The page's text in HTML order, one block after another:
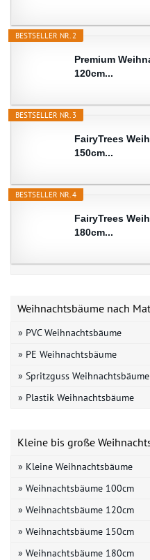
BESTSELLER NR. 2
Premium
120cm...
BESTSELLER NR. 3
FairyTrees
150cm...
BESTSELLER NR. 4
FairyTrees
180cm...
Weihnachtsbäume nach
» PVC Weihnachtsbäume
» PE Weihnachtsbäume
» Spritzguss Weihnachtsbäume
» Plastik Weihnachtsbäume
Kleine bis große
» Kleine Weihnachtsbäume
» Weihnachtsbäume 100cm
» Weihnachtsbäume 120cm
» Weihnachtsbäume 150cm
» Weihnachtsbäume 180cm